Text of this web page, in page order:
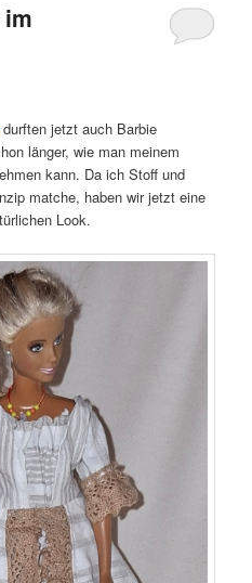
durften jetzt auch Barbie
länger, wie man meinem
kann. Da ich Stoff und
matche, haben wir jetzt eine
Look.